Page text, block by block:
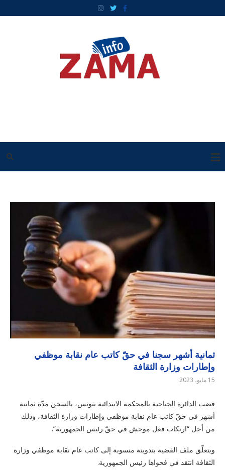
ثمانية أشهر سجنا في حقّ كاتب عام نقابة موظفي
وإطارات وزارة الثقافة
15 مايو، 2023
قضت الدائرة الجناحية بالمحكمة الابتدائية بتونس، بالسجن مدّة ثمانية
أشهر في حقّ كاتب عام نقابة موظفي وإطارات وزارة الثقافة، وذلك
من أجل “ارتكاب فعل موحش في حقّ رئيس الجمهورية”.
ويتعلّق ملف القضية بتدوينة منسوبة إلى كاتب عام نقابة موظفي وزارة
الثقافة انتقد في فحواها رئيس الجمهورية.